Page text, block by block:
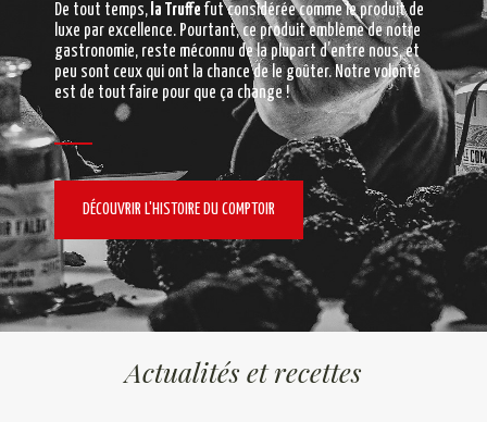
De tout temps, la Truffe fut considérée comme le produit de
luxe par excellence. Pourtant, ce produit emblème de notre
gastronomie, reste méconnu de la plupart d’entre nous, et
peu sont ceux qui ont la chance de le goûter. Notre volonté
est de tout faire pour que ça change !
DÉCOUVRIR L'HISTOIRE DU COMPTOIR
Actualités et recettes